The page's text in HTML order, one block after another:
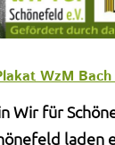
WzM Bach
Wir für
laden